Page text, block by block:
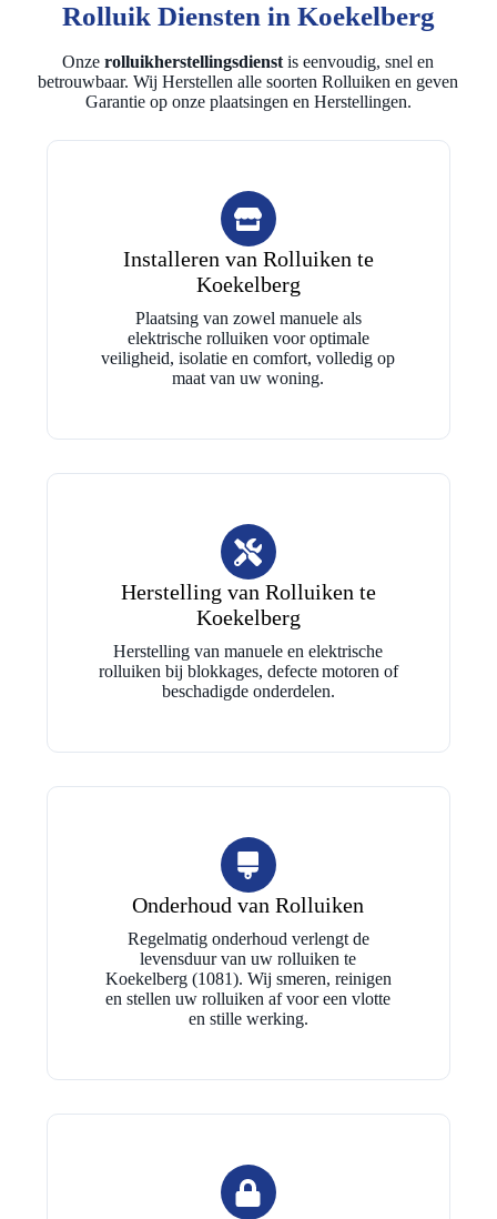
Rolluik Diensten in Koekelberg
Onzerolluikherstellingsdienst is eenvoudig, snel en
betrouwbaar. Wij Herstellen alle soorten Rolluiken en geven
Garantie op onze plaatsingen en Herstellingen.
Installeren van Rolluiken te
Koekelberg
Plaatsing van zowel manuele als
elektrische rolluiken voor optimale
veiligheid, isolatie en comfort, volledig op
maat van uw woning.
Herstelling van Rolluiken te
Koekelberg
Herstelling van manuele en elektrische
rolluiken bij blokkages, defecte motoren of
beschadigde onderdelen.
Onderhoud van Rolluiken
Regelmatig onderhoud verlengt de
levensduur van uw rolluiken te
Koekelberg (1081). Wij smeren, reinigen
en stellen uw rolluiken af voor een vlotte
en stille werking.